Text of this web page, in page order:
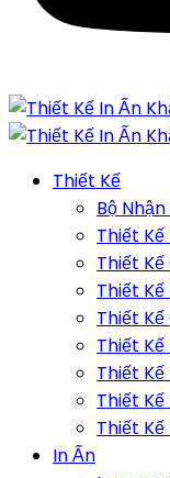
Thiết Kế
Bộ
Thiết
Thiết
Thiết
Thiết
Thiết
Thiết Kế
Thiết
Thiết
In Ấn